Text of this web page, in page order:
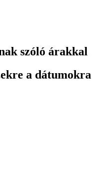
szóló árakkal
a dátumokra